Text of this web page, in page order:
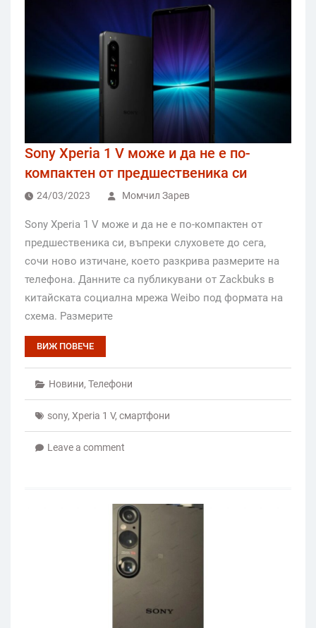
Sony Xperia 1 V може и да не е по-
компактен от предшественика си
24/03/2023 Момчил Зарев
Sony Xperia 1 V може и да не е по-компактен от
предшественика си, въпреки слуховете до сега,
сочи ново изтичане, което разкрива размерите на
телефона. Данните са публикувани от Zackbuks в
китайската социална мрежа Weibo под формата на
схема. Размерите
ВИЖ ПОВЕЧЕ
Новини, Телефони
sony, Xperia 1 V, смартфони
Leave a comment